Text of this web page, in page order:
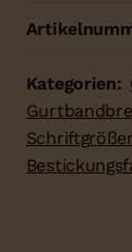
Kategorien: